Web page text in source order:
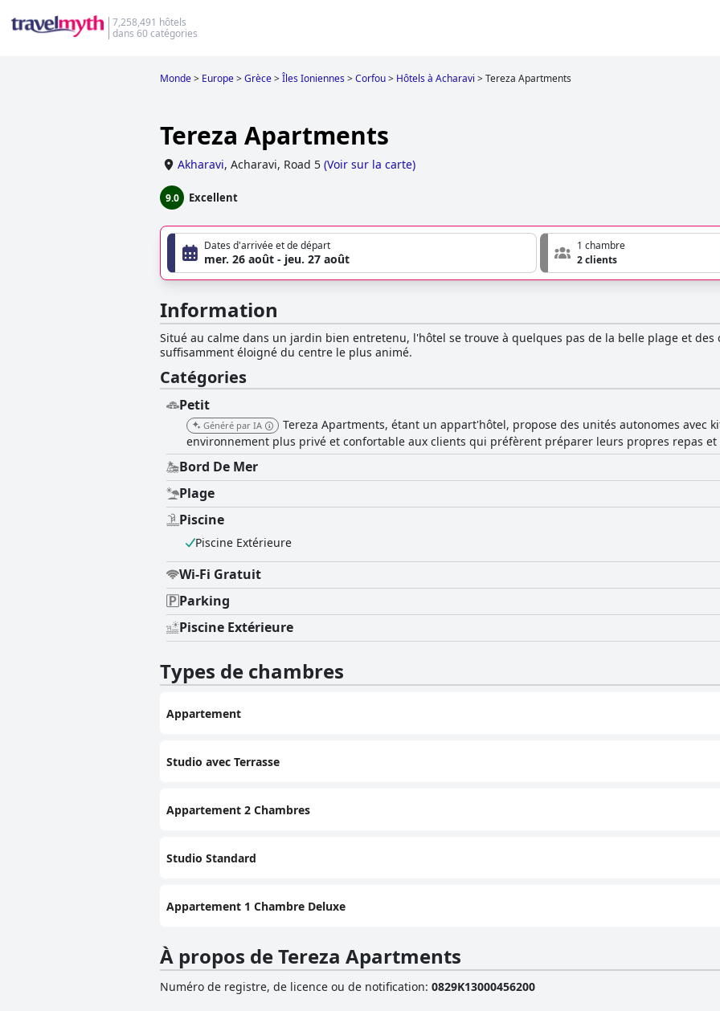
7,258,491 hôtels
dans 60 catégories
Monde> Europe>Grèce>Îles Ioniennes>Corfou> Hôtels à Acharavi >Tereza Apartments
Tereza Apartments
Akharavi, Acharavi, Road 5 (Voir sur la carte)
9.0 Excellent
Dates d'arrivée et de départ
mer. 26 août - jeu. 27 août
1 chambre
2 clients
Information
Situé au calme dans un jardin bien entretenu, l'hôtel se trouve à quelques pas de la belle plage et
suffisamment éloigné du centre le plus animé.
Catégories
Petit
Généré par IA
Tereza Apartments, étant un appart'hôtel, propose des unités autonomes avec
environnement plus privé et confortable aux clients qui préfèrent préparer leurs propres repas
Bord De Mer
Plage
Piscine
Piscine Extérieure
Wi-Fi Gratuit
Parking
Piscine Extérieure
Types de chambres
Appartement
Studio avec Terrasse
Appartement 2 Chambres
Studio Standard
Appartement 1 Chambre Deluxe
À propos de Tereza Apartments
Numéro de registre, de licence ou de notification: 0829K13000456200